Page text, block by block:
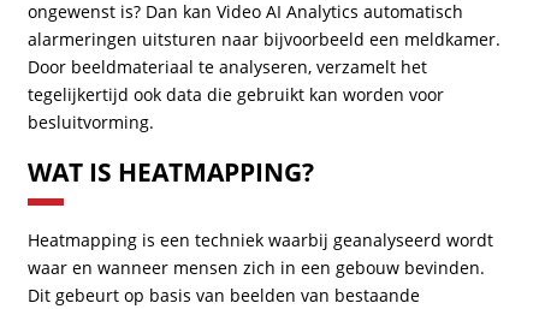
ongewenst is? Dan kan Video AI Analytics automatisch
alarmeringen uitsturen naar bijvoorbeeld een meldkamer.
Door beeldmateriaal te analyseren, verzamelt het
tegelijkertijd ook data die gebruikt kan worden voor
besluitvorming.
WAT IS HEATMAPPING?
Heatmapping is een techniek waarbij geanalyseerd wordt
waar en wanneer mensen zich in een gebouw bevinden.
Dit gebeurt op basis van beelden van bestaande